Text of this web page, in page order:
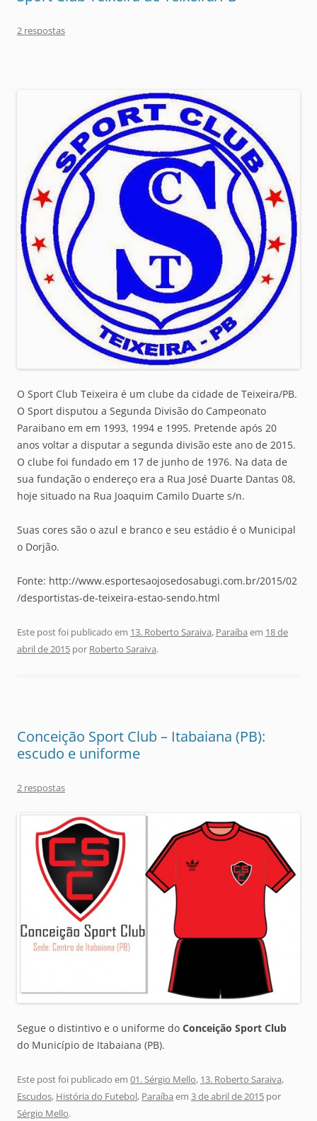
2 respostas
O Sport Club Teixeira é um clube da cidade de Teixeira/PB.
O Sport disputou a Segunda Divisão do Campeonato
Paraibano em em 1993, 1994 e 1995. Pretende após 20
anos voltar a disputar a segunda divisão este ano de 2015.
O clube foi fundado em 17 de junho de 1976. Na data de
sua fundação o endereço era a Rua José Duarte Dantas 08,
hoje situado na Rua Joaquim Camilo Duarte s/n.
Suas cores são o azul e branco e seu estádio é o Municipal
o Dorjão.
Fonte: http://www.esportesaojosedosabugi.com.br/2015/02
/desportistas-de-teixeira-estao-sendo.html
Este post foi publicado em 13. Roberto Saraiva, Paraíba em 18 de
abril de 2015 por Roberto Saraiva.
Conceição Sport Club – Itabaiana (PB):
escudo e uniforme
2 respostas
Segue o distintivo e o uniforme do Conceição Sport Club
do Município de Itabaiana (PB).
Este post foi publicado em 01. Sérgio Mello, 13. Roberto Saraiva,
Escudos, História do Futebol, Paraíba em 3 de abril de 2015 por
Sérgio Mello.